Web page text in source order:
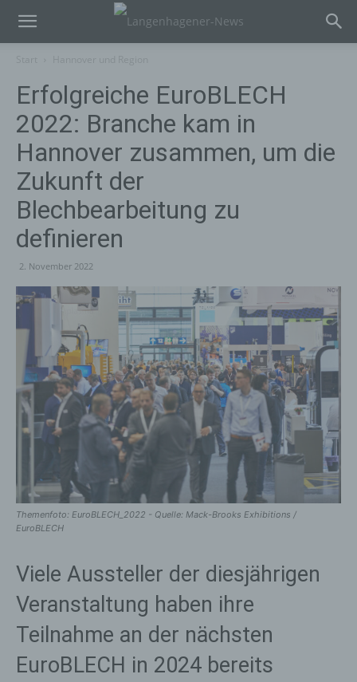
Erfolgreiche EuroBLECH
2022: Branche kam in
Hannover zusammen, um die
Zukunft der
Blechbearbeitung zu
definieren
2. November 2022
Themenfoto: EuroBLECH_2022 - Quelle: Mack-Brooks Exhibitions /
EuroBLECH
Viele Aussteller der diesjährigen
Veranstaltung haben ihre
Teilnahme an der nächsten
EuroBLECH in 2024 bereits